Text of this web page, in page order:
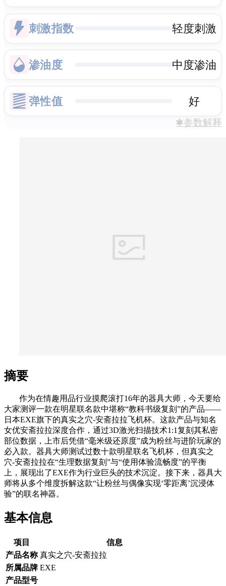
刺激指数 轻度刺激
渗油度 中度渗油
弹性值 好
✱参数解释
摘要
作为在情趣用品行业摸爬滚打16年的器具大师，今天要给
大家测评一款在明星联名款中堪称“教科书级复刻”的产品——
日本EXE旗下的真实之穴-安斋拉拉飞机杯。这款产品与知名
女优安斋拉拉深度合作，通过3D激光扫描技术1:1复刻其私密
部位数据，上市后凭借“毫米级还原度”成为粉丝与进阶玩家的
必入款。器具大师测试过数十款明星联名飞机杯，但真实之
穴-安斋拉拉在“生理数据复刻”与“使用体验流畅度”的平衡
上，展现出了EXE作为行业巨头的技术沉淀。接下来，器具大
师将从多个维度拆解这款“让粉丝与偶像实现‘零距离’沉浸体
验”的联名神器。
基本信息
项目
信息
产品名称 真实之穴-安斋拉拉
所属品牌 EXE
产品型号